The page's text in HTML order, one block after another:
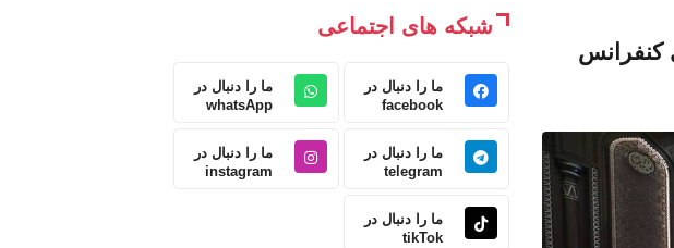
کنفرانس
شبکه های اجتماعی
ما را دنبال در
facebook
ما را دنبال در
whatsApp
ما را دنبال در
telegram
ما را دنبال در
instagram
ما را دنبال در
tikTok